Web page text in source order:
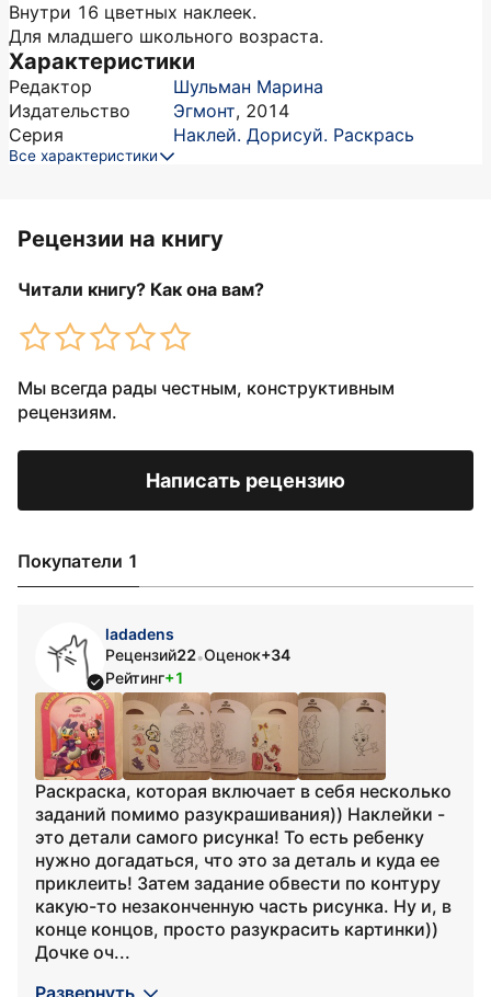
Внутри 16 цветных наклеек.
Для младшего школьного возраста.
Характеристики
Редактор
Шульман Марина
Издательство
Эгмонт, 2014
Серия
Наклей. Дорисуй. Раскрась
Все характеристики
Рецензии на книгу
Читали книгу? Как она вам?
Мы всегда рады честным, конструктивным
рецензиям.
Написать рецензию
Покупатели 1
ladadens
Рецензий22•Оценок+34
Рейтинг+1
Раскраска, которая включает в себя несколько
заданий помимо разукрашивания)) Наклейки -
это детали самого рисунка! То есть ребенку
нужно догадаться, что это за деталь и куда ее
приклеить! Затем задание обвести по контуру
какую-то незаконченную часть рисунка. Ну и, в
конце концов, просто разукрасить картинки))
Дочке оч...
Развернуть